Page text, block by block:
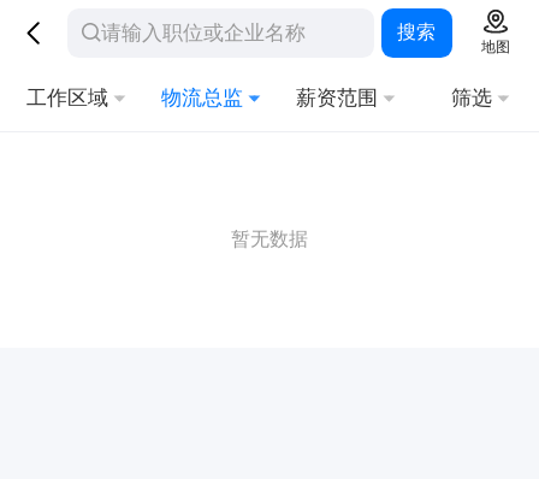
搜索
地图
工作区域 物流总监 薪资范围 筛选
暂无数据